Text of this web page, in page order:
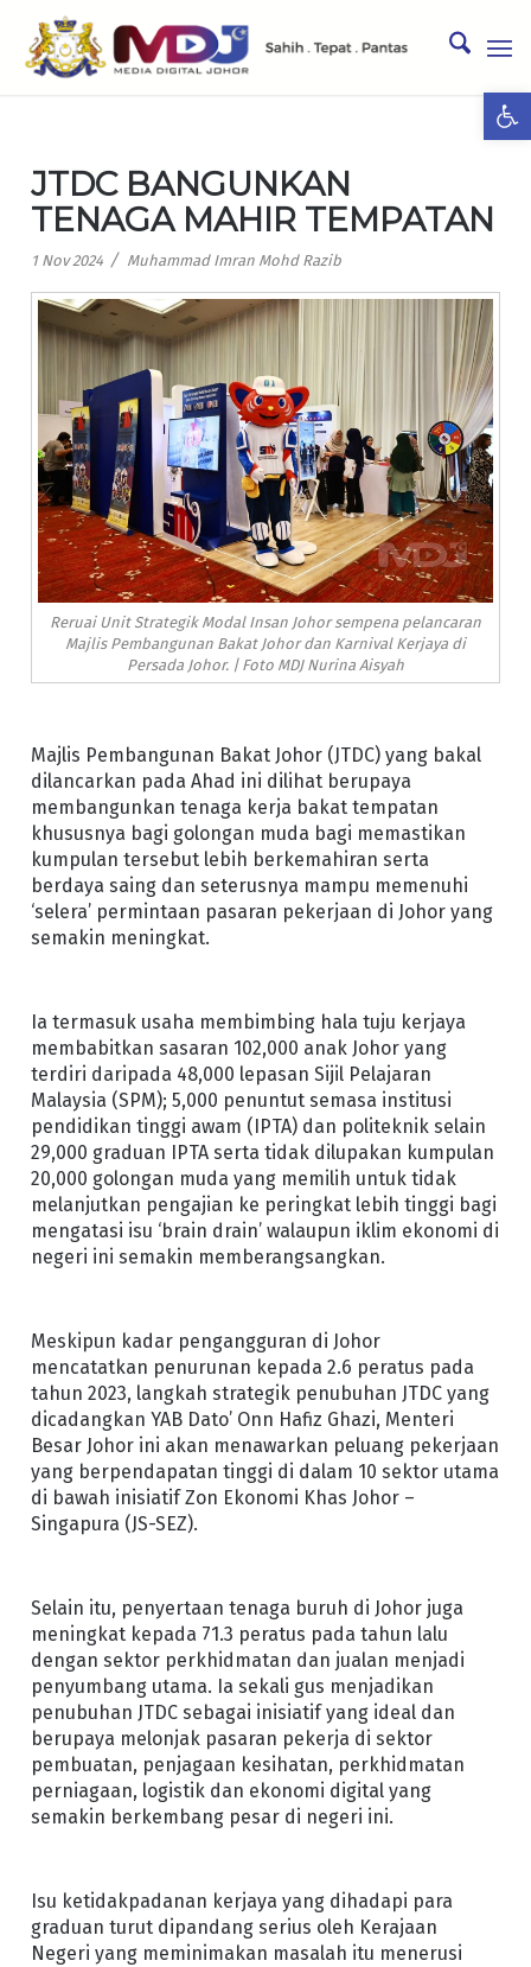
JTDC BANGUNKAN
TENAGA MAHIR TEMPATAN
1 Nov 2024 / Muhammad Imran Mohd Razib
Reruai Unit Strategik Modal Insan Johor sempena pelancaran
Majlis Pembangunan Bakat Johor dan Karnival Kerjaya di
Persada Johor. | Foto MDJ Nurina Aisyah
Majlis Pembangunan Bakat Johor (JTDC) yang bakal
dilancarkan pada Ahad ini dilihat berupaya
membangunkan tenaga kerja bakat tempatan
khususnya bagi golongan muda bagi memastikan
kumpulan tersebut lebih berkemahiran serta
berdaya saing dan seterusnya mampu memenuhi
‘selera’ permintaan pasaran pekerjaan di Johor yang
semakin meningkat.
Ia termasuk usaha membimbing hala tuju kerjaya
membabitkan sasaran 102,000 anak Johor yang
terdiri daripada 48,000 lepasan Sijil Pelajaran
Malaysia (SPM); 5,000 penuntut semasa institusi
pendidikan tinggi awam (IPTA) dan politeknik selain
29,000 graduan IPTA serta tidak dilupakan kumpulan
20,000 golongan muda yang memilih untuk tidak
melanjutkan pengajian ke peringkat lebih tinggi bagi
mengatasi isu ‘brain drain’ walaupun iklim ekonomi di
negeri ini semakin memberangsangkan.
Meskipun kadar pengangguran di Johor
mencatatkan penurunan kepada 2.6 peratus pada
tahun 2023, langkah strategik penubuhan JTDC yang
dicadangkan YAB Dato’ Onn Hafiz Ghazi, Menteri
Besar Johor ini akan menawarkan peluang pekerjaan
yang berpendapatan tinggi di dalam 10 sektor utama
di bawah inisiatif Zon Ekonomi Khas Johor –
Singapura (JS-SEZ).
Selain itu, penyertaan tenaga buruh di Johor juga
meningkat kepada 71.3 peratus pada tahun lalu
dengan sektor perkhidmatan dan jualan menjadi
penyumbang utama. Ia sekali gus menjadikan
penubuhan JTDC sebagai inisiatif yang ideal dan
berupaya melonjak pasaran pekerja di sektor
pembuatan, penjagaan kesihatan, perkhidmatan
perniagaan, logistik dan ekonomi digital yang
semakin berkembang pesar di negeri ini.
Isu ketidakpadanan kerjaya yang dihadapi para
graduan turut dipandang serius oleh Kerajaan
Negeri yang meminimakan masalah itu menerusi